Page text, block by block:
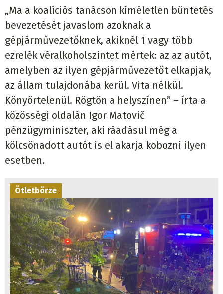
„Ma a koalíciós tanácson kíméletlen büntetés
bevezetését javaslom azoknak a
gépjárművezetőknek, akiknél 1 vagy több
ezrelék véralkoholszintet mértek: az az autót,
amelyben az ilyen gépjárművezetőt elkapjak,
az állam tulajdonába kerül. Vita nélkül.
Könyörtelenül. Rögtön a helyszínen” – írta a
közösségi oldalán Igor Matovič
pénzügyminiszter, aki ráadásul még a
kölcsönadott autót is el akarja kobozni ilyen
esetben.
Ötletbörze